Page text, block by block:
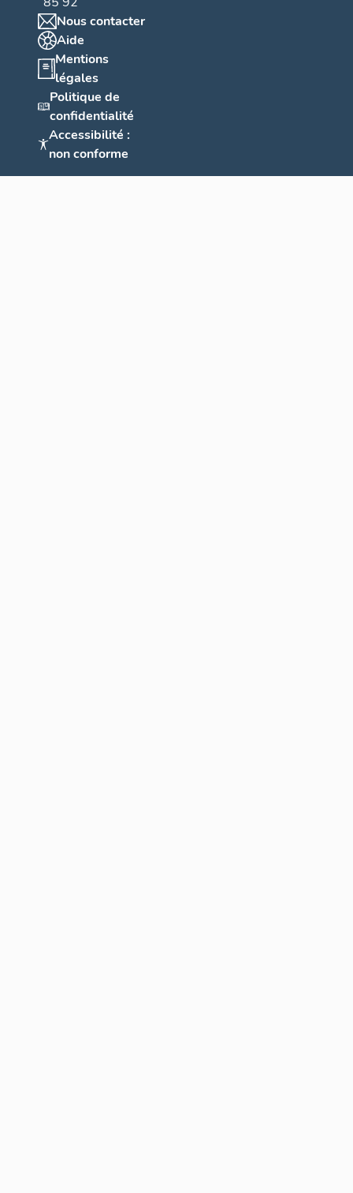
Nous contacter
Aide
Mentions
légales
Politique de
confidentialité
Accessibilité :
non conforme